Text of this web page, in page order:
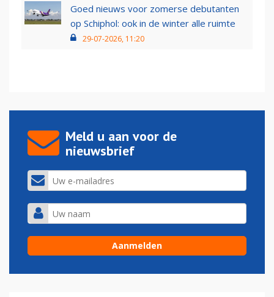
Goed nieuws voor zomerse debutanten
op Schiphol: ook in de winter alle ruimte
29-07-2026, 11:20
Meld u aan voor de
nieuwsbrief